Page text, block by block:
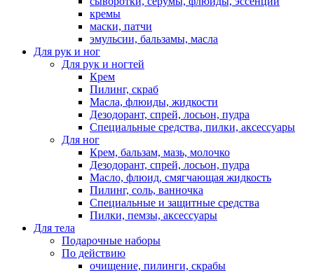
кремы
маски, патчи
эмульсии, бальзамы, масла
Для рук и ног
Для рук и ногтей
Крем
Пилинг, скраб
Масла, флюиды, жидкости
Дезодорант, спрей, лосьон, пудра
Специальные средства, пилки, аксессуары
Для ног
Крем, бальзам, мазь, молочко
Дезодорант, спрей, лосьон, пудра
Масло, флюид, смягчающая жидкость
Пилинг, соль, ванночка
Специальные и защитные средства
Пилки, пемзы, аксессуары
Для тела
Подарочные наборы
По действию
очищение, пилинги, скрабы